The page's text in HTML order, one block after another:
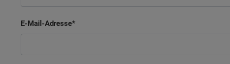
E-Mail-Adresse